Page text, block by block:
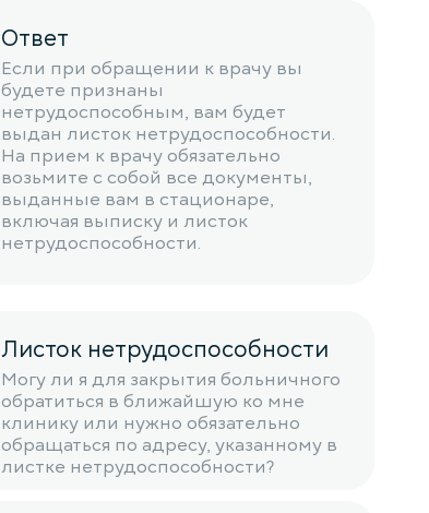
Ответ
Если при обращении к врачу вы
будете признаны
нетрудоспособным, вам будет
выдан листок нетрудоспособности.
На прием к врачу обязательно
возьмите с собой все документы,
выданные вам в стационаре,
включая выписку и листок
нетрудоспособности.
Листок нетрудоспособности
Могу ли я для закрытия больничного
обратиться в ближайшую ко мне
клинику или нужно обязательно
обращаться по адресу, указанному в
листке нетрудоспособности?